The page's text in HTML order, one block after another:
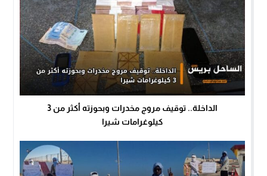
الداخلة.. توقيف مروج مخدرات وبحوزته أكثر من 3
كيلوغرامات شيرا